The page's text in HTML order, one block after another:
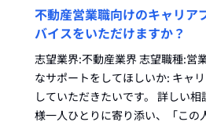
不動産営業職向けのキャリア
バイスをいただけますか？
志望業界:不動産業界 志望職種:営
なサポートをしてほしいか: キャ
していただきたいです。 詳しい
様一人ひとりに寄り添い、「この